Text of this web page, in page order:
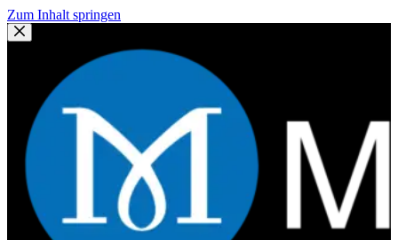
Zum Inhalt springen